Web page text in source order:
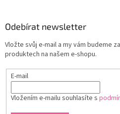
Odebírat newsletter
Vložte svůj e-mail a my vám budeme
produktech na našem e-shopu.
E-mail
Vložením e-mailu souhlasíte s